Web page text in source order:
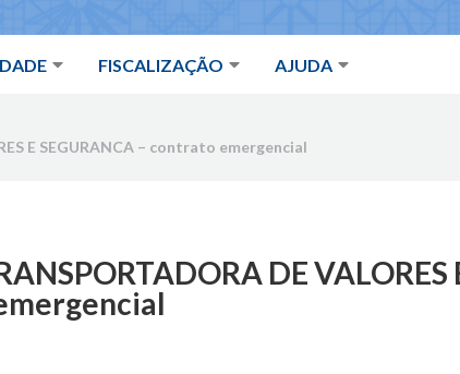
FISCALIZAÇÃO AJUDA
E SEGURANCA – contrato emergencial
DE VALORES